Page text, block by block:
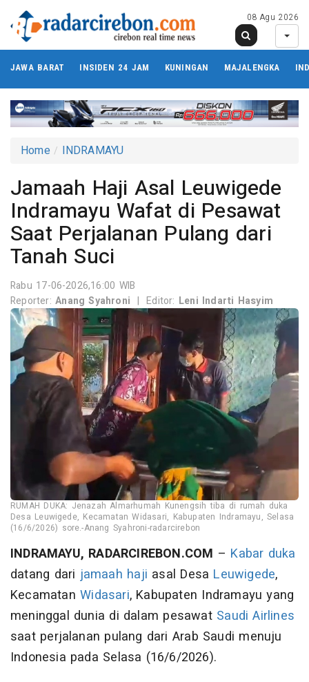
08 Agu 2026
JAWA BARAT INSIDEN 24 JAM KUNINGAN MAJALENGKA
Home INDRAMAYU
Jamaah Haji Asal Leuwigede
Indramayu Wafat di Pesawat
Saat Perjalanan Pulang dari
Tanah Suci
Rabu 17-06-2026,16:00 WIB
Reporter:Anang Syahroni | Editor: Leni Indarti Hasyim
RUMAH DUKA: Jenazah Almarhumah Kunengsih tiba di rumah duka
Desa Leuwigede, Kecamatan Widasari, Kabupaten Indramayu, Selasa
(16/6/2026) sore.-Anang Syahroni-radarcirebon
INDRAMAYU, RADARCIREBON.COM – Kabar duka
datang dari jamaah haji asal Desa Leuwigede,
KecamatanWidasari, Kabupaten Indramayu yang
meninggal dunia di dalam pesawat Saudi Airlines
saat perjalanan pulang dari Arab Saudi menuju
Indonesia pada Selasa (16/6/2026).